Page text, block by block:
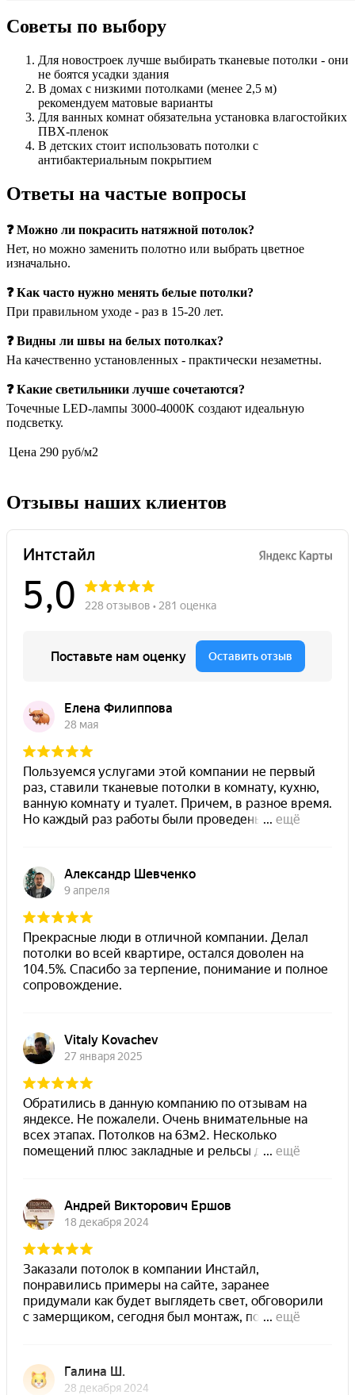
Советы по выбору
Для новостроек лучше выбирать тканевые потолки - они
не боятся усадки здания
В домах с низкими потолками (менее 2,5 м)
рекомендуем матовые варианты
Для ванных комнат обязательна установка влагостойких
ПВХ-пленок
В детских стоит использовать потолки с
антибактериальным покрытием
Ответы на частые вопросы
❓ Можно ли покрасить натяжной потолок?
Нет, но можно заменить полотно или выбрать цветное
изначально.
❓ Как часто нужно менять белые потолки?
При правильном уходе - раз в 15-20 лет.
❓ Видны ли швы на белых потолках?
На качественно установленных - практически незаметны.
❓ Какие светильники лучше сочетаются?
Точечные LED-лампы 3000-4000K создают идеальную
подсветку.
Цена 290 руб/м2
Отзывы наших клиентов